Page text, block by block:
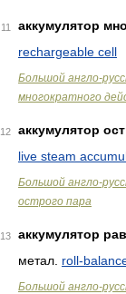
11
аккумулятор
rechargeable cell
Большой англо-
многократного
12
аккумулятор
live steam
Большой англо-
острого пара
13
аккумулятор
метал. roll-
Большой англо-